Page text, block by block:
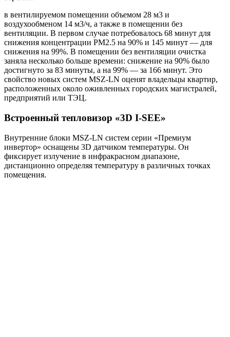
в вентилируемом помещении объемом 28 м3 и
воздухообменом 14 м3/ч, а также в помещении без
вентиляции. В первом случае потребовалось 68 минут для
снижения концентрации PM2.5 на 90% и 145 минут — для
снижения на 99%. В помещении без вентиляции очистка
заняла несколько больше времени: снижение на 90% было
достигнуто за 83 минуты, а на 99% — за 166 минут. Это
свойство новых систем MSZ-LN оценят владельцы квартир,
расположенных около оживленных городских магистралей,
предприятий или ТЭЦ.
Встроенный тепловизор «3D I-SEE»
Внутренние блоки MSZ-LN систем серии «Премиум
инвертор» оснащены 3D датчиком температуры. Он
фиксирует излучение в инфракрасном диапазоне,
дистанционно определяя температуру в различных точках
помещения.